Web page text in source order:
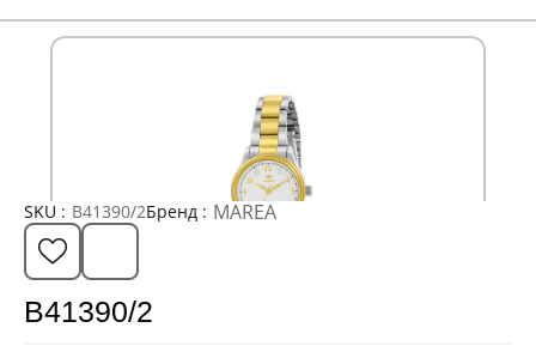
SKU : B41390/2Бренд : MAREA
B41390/2